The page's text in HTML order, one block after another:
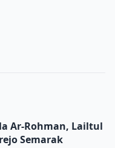
Ijtima’ PRNU
Ar-Rohman, Lailtul
Semarak